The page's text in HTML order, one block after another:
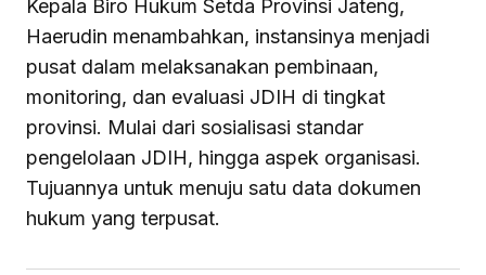
Kepala Biro Hukum Setda Provinsi Jateng,
Haerudin menambahkan, instansinya menjadi
pusat dalam melaksanakan pembinaan,
monitoring, dan evaluasi JDIH di tingkat
provinsi. Mulai dari sosialisasi standar
pengelolaan JDIH, hingga aspek organisasi.
Tujuannya untuk menuju satu data dokumen
hukum yang terpusat.